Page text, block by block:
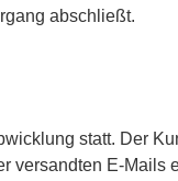
abschließt.
statt. Der
versandten E-Mails